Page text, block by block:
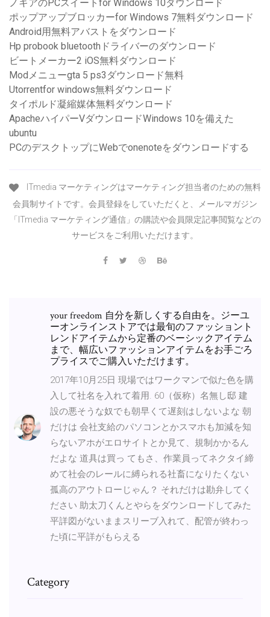
ノキアのPCスイートfor Windows 10ダウンロード
ポップアップブロッカーfor Windows 7無料ダウンロード
Android用無料アバストをダウンロード
Hp probook bluetoothドライバーのダウンロード
ビートメーカー2 iOS無料ダウンロード
Modメニューgta 5 ps3ダウンロード無料
Utorrentfor windows無料ダウンロード
タイポルド凝縮媒体無料ダウンロード
ApacheハイパーVダウンロードWindows 10を備えた
ubuntu
PCのデスクトップにWebでonenoteをダウンロードする
ITmedia マーケティングはマーケティング担当者のための無料
会員制サイトです。会員登録をしていただくと、メールマガジン
「ITmedia マーケティング通信」の購読や会員限定記事閲覧などの
サービスをご利用いただけます。
your freedom 自分を新しくする自由を。ジーユ
ーオンラインストアでは最旬のファッショント
レンドアイテムから定番のベーシックアイテム
まで、幅広いファッションアイテムをお手ごろ
プライスでご購入いただけます。
2017年10月25日 現場ではワークマンで似た色を購
入して社名を入れて着用. 60（仮称）名無し邸 建
設の悪そうな奴でも朝早くて遅刻はしないよな 朝
だけは 会社支給のパソコンとかスマホも加減を知
らないアホがエロサイトとか見て、規制かかるん
だよな 道具は買っ てもさ、作業員ってネクタイ締
めて社会のレールに縛られる社畜になりたくない
孤高のアウトローじゃん？ それだけは勘弁してく
ださい 助太刀くんとやらをダウンロードしてみた
平詳図がないままスリーブ入れて、配管が終わっ
た頃に平詳がもらえる
Category